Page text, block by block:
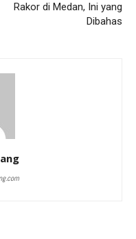
Rakor di Medan, Ini yang
Dibahas